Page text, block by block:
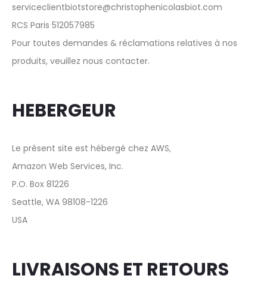
serviceclientbiotstore@christophenicolasbiot.com
RCS Paris 512057985
Pour toutes demandes & réclamations relatives à nos
produits, veuillez nous contacter.
HEBERGEUR
Le présent site est hébergé chez AWS,
Amazon Web Services, Inc.
P.O. Box 81226
Seattle, WA 98108-1226
USA
LIVRAISONS ET RETOURS